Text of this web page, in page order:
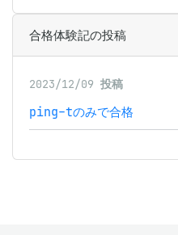
合格体験記の投稿
2023/12/09 投稿
ping-tのみで合格